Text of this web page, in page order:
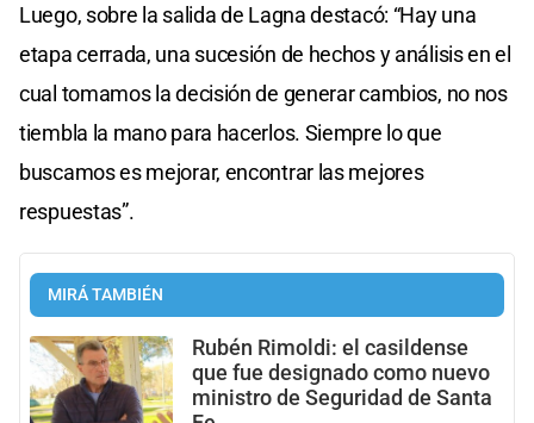
Luego, sobre la salida de Lagna destacó: “Hay una
etapa cerrada, una sucesión de hechos y análisis en el
cual tomamos la decisión de generar cambios, no nos
tiembla la mano para hacerlos. Siempre lo que
buscamos es mejorar, encontrar las mejores
respuestas”.
MIRÁ TAMBIÉN
Rubén Rimoldi: el casildense
que fue designado como nuevo
ministro de Seguridad de Santa